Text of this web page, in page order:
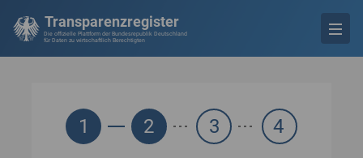
Transparenzregister
Die offizielle Plattform der Bundesrepublik Deutschland
für Daten zu wirtschaftlich Berechtigten
1 2 3 4